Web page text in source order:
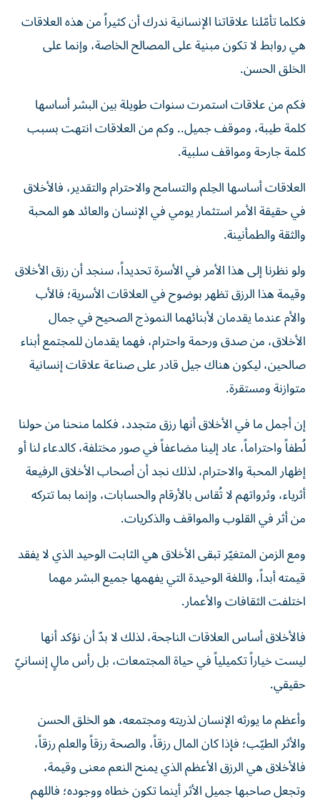
فكلما تأمّلنا علاقاتنا الإنسانية ندرك أن كثيراً من هذه العلاقات
هي روابط لا تكون مبنية على المصالح الخاصة، وإنما على
الخلق الحسن.
فكم من علاقات استمرت سنوات طويلة بين البشر أساسها
كلمة طيبة، وموقف جميل.. وكم من العلاقات انتهت بسبب
كلمة جارحة ومواقف سلبية.
العلاقات أساسها الحِلم والتسامح والاحترام والتقدير، فالأخلاق
في حقيقة الأمر استثمار يومي في الإنسان والعائد هو المحبة
والثقة والطمأنينة.
ولو نظرنا إلى هذا الأمر في الأسرة تحديداً، سنجد أن رزق الأخلاق
وقيمة هذا الرزق تظهر بوضوح في العلاقات الأسرية؛ فالأب
والأم عندما يقدمان لأبنائهما النموذج الصحيح في جمال
الأخلاق، من صدق ورحمة واحترام، فهما يقدمان للمجتمع أبناء
صالحين، ليكون هناك جيل قادر على صناعة علاقات إنسانية
متوازنة ومستقرة.
إن أجمل ما في الأخلاق أنها رزق متجدد، فكلما منحنا من حولنا
لُطفاً واحتراماً، عاد إلينا مضاعفاً في صور مختلفة، كالدعاء لنا أو
إظهار المحبة والاحترام، لذلك نجد أن أصحاب الأخلاق الرفيعة
أثرياء، وثرواتهم لا تُقاس بالأرقام والحسابات، وإنما بما تتركه
من أثر في القلوب والمواقف والذكريات.
ومع الزمن المتغيّر تبقى الأخلاق هي الثابت الوحيد الذي لا يفقد
قيمته أبداً، واللغة الوحيدة التي يفهمها جميع البشر مهما
اختلفت الثقافات والأعمار.
فالأخلاق أساس العلاقات الناجحة، لذلك لا بدّ أن نؤكد أنها
ليست خياراً تكميلياً في حياة المجتمعات، بل رأس مالٍ إنسانيّ
حقيقي.
وأعظم ما يورثه الإنسان لذريته ومجتمعه، هو الخلق الحسن
والأثر الطيّب؛ فإذا كان المال رزقاً، والصحة رزقاً والعلم رزقاً،
فالأخلاق هي الرزق الأعظم الذي يمنح النعم معنى وقيمة،
وتجعل صاحبها جميل الأثر أينما تكون خطاه ووجوده؛ فاللهم